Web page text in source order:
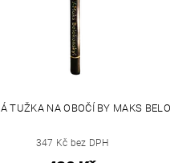
TUŽKA NA OBOČÍ BY MAKS
347 Kč bez DPH